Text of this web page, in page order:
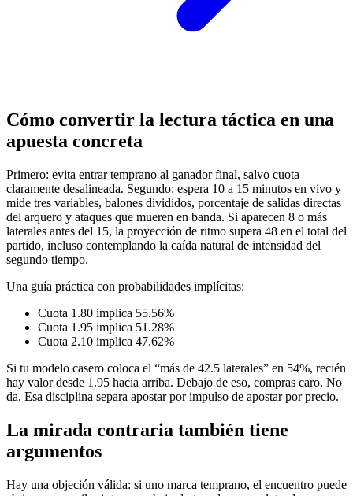
Cómo convertir la lectura táctica en una
apuesta concreta
Primero: evita entrar temprano al ganador final, salvo cuota
claramente desalineada. Segundo: espera 10 a 15 minutos en vivo y
mide tres variables, balones divididos, porcentaje de salidas directas
del arquero y ataques que mueren en banda. Si aparecen 8 o más
laterales antes del 15, la proyección de ritmo supera 48 en el total del
partido, incluso contemplando la caída natural de intensidad del
segundo tiempo.
Una guía práctica con probabilidades implícitas:
Cuota 1.80 implica 55.56%
Cuota 1.95 implica 51.28%
Cuota 2.10 implica 47.62%
Si tu modelo casero coloca el “más de 42.5 laterales” en 54%, recién
hay valor desde 1.95 hacia arriba. Debajo de eso, compras caro. No
da. Esa disciplina separa apostar por impulso de apostar por precio.
La mirada contraria también tiene
argumentos
Hay una objeción válida: si uno marca temprano, el encuentro puede